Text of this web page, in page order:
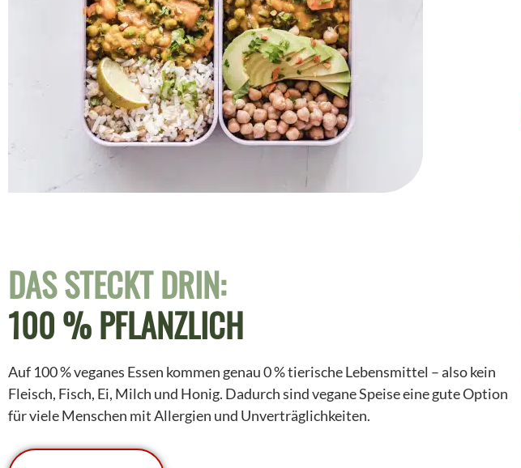
DAS STECKT DRIN:
100 % PFLANZLICH
Auf 100 % veganes Essen kommen genau 0 % tierische Lebensmittel – also kein
Fleisch, Fisch, Ei, Milch und Honig. Dadurch sind vegane Speise eine gute Option
für viele Menschen mit Allergien und Unverträglichkeiten.